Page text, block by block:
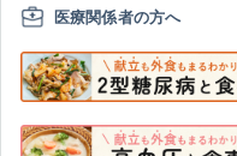
医療関係者の方へ